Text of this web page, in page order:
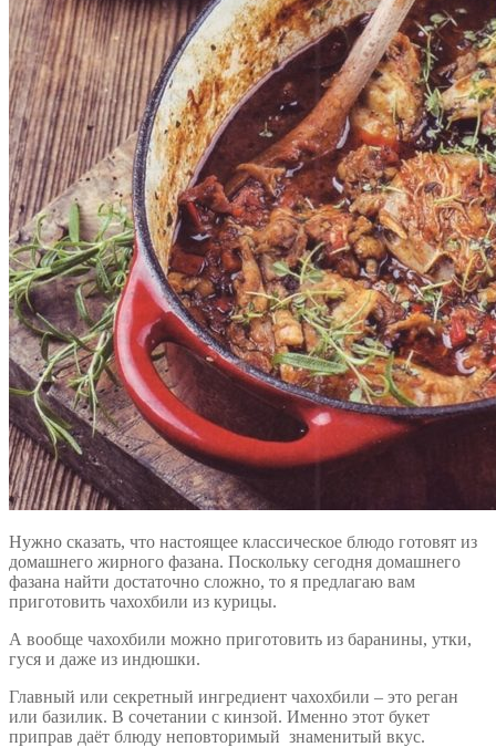
Нужно сказать, что настоящее классическое блюдо готовят из
домашнего жирного фазана. Поскольку сегодня домашнего
фазана найти достаточно сложно, то я предлагаю вам
приготовить чахохбили из курицы.
А вообще чахохбили можно приготовить из баранины, утки,
гуся и даже из индюшки.
Главный или секретный ингредиент чахохбили – это реган
или базилик. В сочетании с кинзой. Именно этот букет
приправ даёт блюду неповторимый знаменитый вкус.